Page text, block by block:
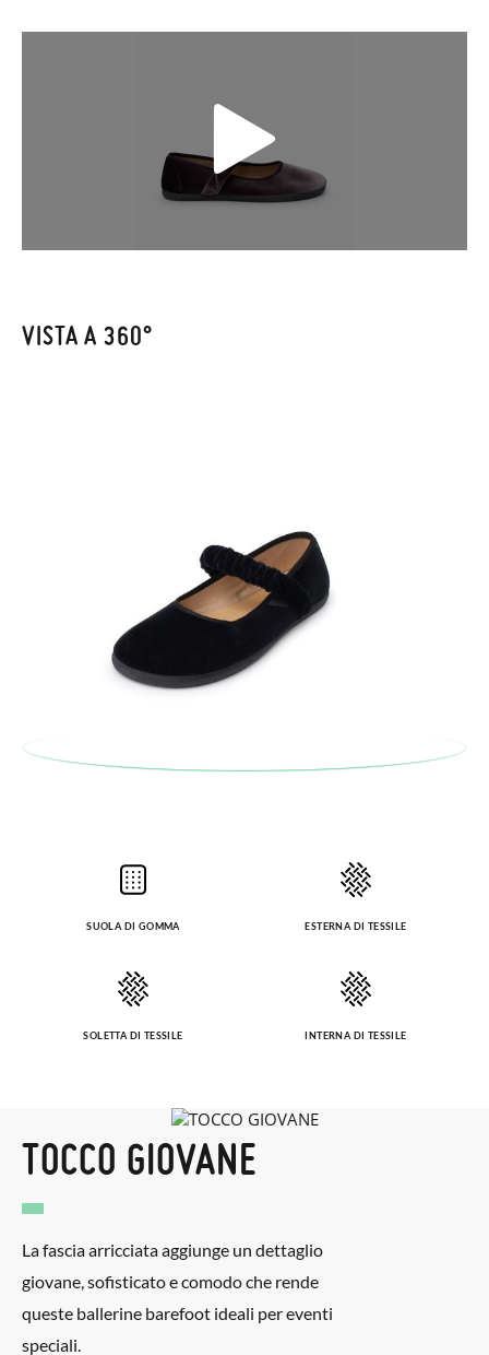
Se hai un account, ti basta accedere per avviare la procedura.
Se hai effettuato il pagamento come ospite, visita la nostra
e inserisci il numero d'ordine e l'indirizzo e-mail
Per sostituire un articolo, ti preghiamo di restituire il paio
VISTA A 360°
SUOLA DI GOMMA ESTERNA DI TESSILE
SOLETTA DI TESSILE INTERNA DI TESSILE
TOCCO GIOVANE
La fascia arricciata aggiunge un dettaglio
giovane, sofisticato e comodo che rende
queste ballerine barefoot ideali per eventi
speciali.